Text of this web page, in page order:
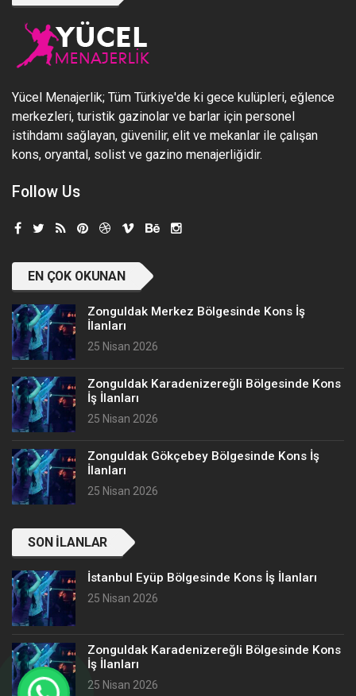
Yücel Menajerlik; Tüm Türkiye'de ki gece kulüpleri, eğlence
merkezleri, turistik gazinolar ve barlar için personel
istihdamı sağlayan, güvenilir, elit ve mekanlar ile çalışan
kons, oryantal, solist ve gazino menajerliğidir.
Follow Us
EN ÇOK OKUNAN
Zonguldak Merkez Bölgesinde Kons İş
İlanları
25 Nisan 2026
Zonguldak Karadenizereğli Bölgesinde Kons
İş İlanları
25 Nisan 2026
Zonguldak Gökçebey Bölgesinde Kons İş
İlanları
25 Nisan 2026
SON İLANLAR
İstanbul Eyüp Bölgesinde Kons İş İlanları
25 Nisan 2026
Zonguldak Karadenizereğli Bölgesinde Kons
İş İlanları
25 Nisan 2026